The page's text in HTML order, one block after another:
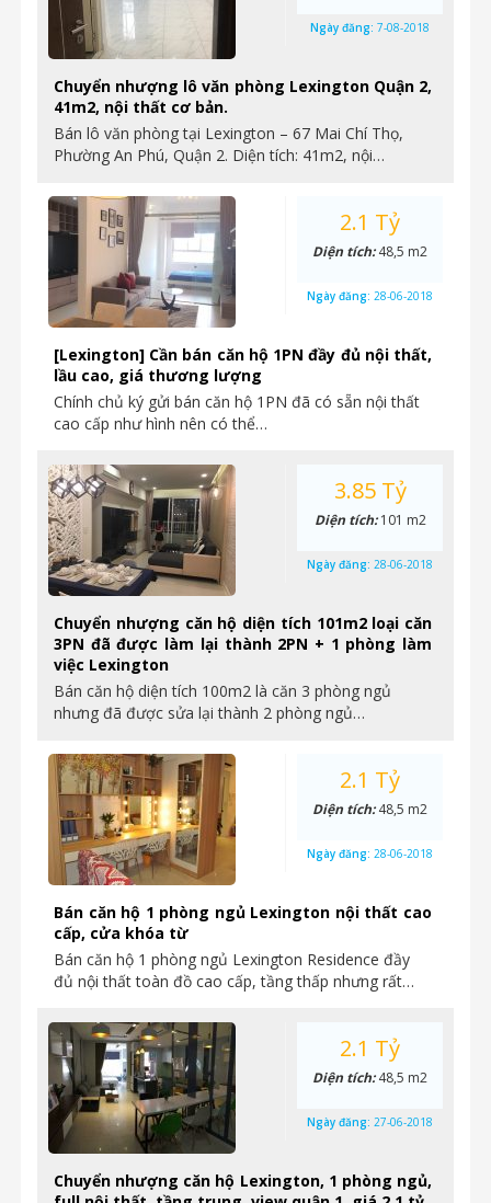
Chuyển nhượng lô văn phòng Lexington Quận 2,
41m2, nội thất cơ bản.
Bán lô văn phòng tại Lexington – 67 Mai Chí Thọ,
Phường An Phú, Quận 2. Diện tích: 41m2, nội…
Ngày đăng: 7-08-2018
[Lexington] Cần bán căn hộ 1PN đầy đủ nội thất,
lầu cao, giá thương lượng
Chính chủ ký gửi bán căn hộ 1PN đã có sẵn nội thất
cao cấp như hình nên có thể…
2.1 Tỷ
Diện tích:48,5 m2
Ngày đăng: 28-06-2018
Chuyển nhượng căn hộ diện tích 101m2 loại căn
3PN đã được làm lại thành 2PN + 1 phòng làm
việc Lexington
Bán căn hộ diện tích 100m2 là căn 3 phòng ngủ
nhưng đã được sửa lại thành 2 phòng ngủ…
3.85 Tỷ
Diện tích:101 m2
Ngày đăng: 28-06-2018
Bán căn hộ 1 phòng ngủ Lexington nội thất cao
cấp, cửa khóa từ
Bán căn hộ 1 phòng ngủ Lexington Residence đầy
đủ nội thất toàn đồ cao cấp, tầng thấp nhưng rất…
2.1 Tỷ
Diện tích:48,5 m2
Ngày đăng: 28-06-2018
Chuyển nhượng căn hộ Lexington, 1 phòng ngủ,
2.1 Tỷ
Diện tích:48,5 m2
Ngày đăng: 27-06-2018